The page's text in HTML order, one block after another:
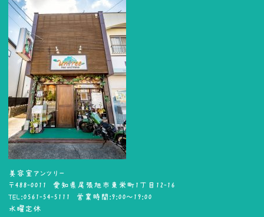
美容室アンツリー
〒488-0011 愛知県尾張旭市東栄町1丁目12-16
TEL:0561-54-5111 営業時間:9:00～19:00
水曜定休